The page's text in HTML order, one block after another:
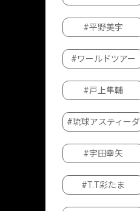
#平野美宇
#ワールドツアー
#戸上隼輔
#琉球アスティーダ
#宇田幸矢
#T.T彩たま